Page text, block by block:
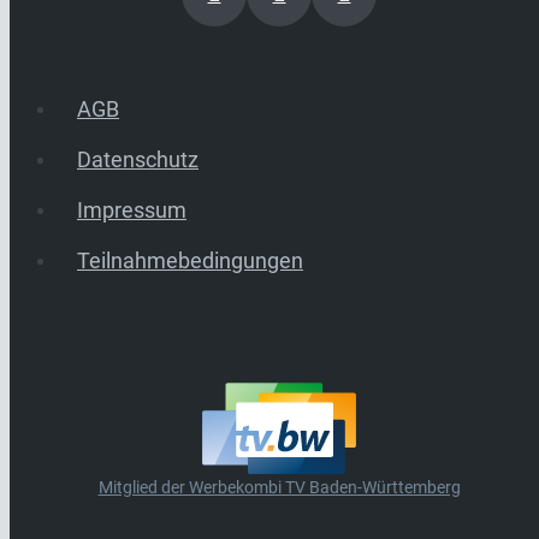
AGB
Datenschutz
Impressum
Teilnahmebedingungen
Mitglied der Werbekombi TV Baden-Württemberg